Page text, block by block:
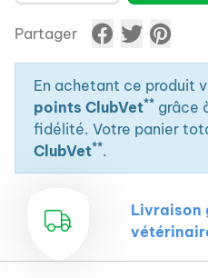
Partager
En achetant ce produit
points ClubVet** grâce
fidélité. Votre panier
ClubVet**.
Livraison